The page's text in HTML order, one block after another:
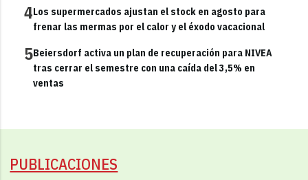
4Los supermercados ajustan el stock en agosto para
frenar las mermas por el calor y el éxodo vacacional
5Beiersdorf activa un plan de recuperación para NIVEA
tras cerrar el semestre con una caída del 3,5% en
ventas
PUBLICACIONES